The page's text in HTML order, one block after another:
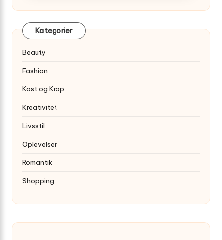
Kategorier
Beauty
Fashion
Kost og Krop
Kreativitet
Livsstil
Oplevelser
Romantik
Shopping